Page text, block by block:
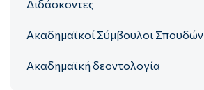
Διδάσκοντες
Ακαδημαϊκοί Σύμβουλοι Σπουδών
Ακαδημαϊκή δεοντολογία